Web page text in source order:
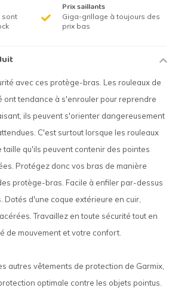
sont
Prix saillants
Giga-grillage à toujours des
prix bas
avec ces protège-bras. Les rouleaux de
ont tendance à s'enrouler pour reprendre
ils peuvent s'orienter dangereusement
C'est surtout lorsque les rouleaux
taille qu'ils peuvent contenir des pointes
Protégez donc vos bras de manière
protège-bras. Facile à enfiler par-dessus
Dotés d'une coque extérieure en cuir,
Travaillez en toute sécurité tout en
de mouvement et votre confort.
autres vêtements de protection de Garmix,
optimale contre les objets pointus.